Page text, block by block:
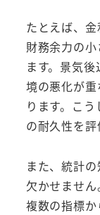
たとえば、金
財務余力の
ます。景気
境の悪化が
ります。こ
の耐久性を評
また、統計
欠かせません
複数の指標